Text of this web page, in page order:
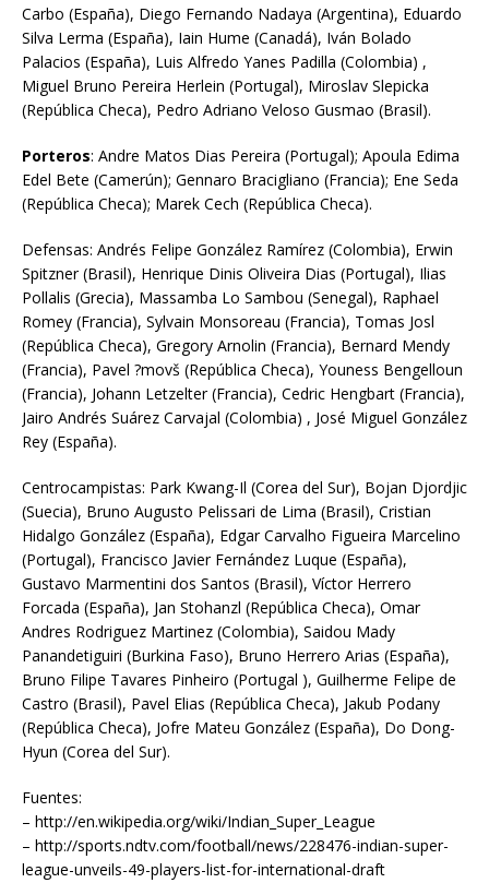
Carbo (España), Diego Fernando Nadaya (Argentina), Eduardo
Silva Lerma (España), Iain Hume (Canadá), Iván Bolado
Palacios (España), Luis Alfredo Yanes Padilla (Colombia) ,
Miguel Bruno Pereira Herlein (Portugal), Miroslav Slepicka
(República Checa), Pedro Adriano Veloso Gusmao (Brasil).
Porteros: Andre Matos Dias Pereira (Portugal); Apoula Edima
Edel Bete (Camerún); Gennaro Bracigliano (Francia); Ene Seda
(República Checa); Marek Cech (República Checa).
Defensas: Andrés Felipe González Ramírez (Colombia), Erwin
Spitzner (Brasil), Henrique Dinis Oliveira Dias (Portugal), Ilias
Pollalis (Grecia), Massamba Lo Sambou (Senegal), Raphael
Romey (Francia), Sylvain Monsoreau (Francia), Tomas Josl
(República Checa), Gregory Arnolin (Francia), Bernard Mendy
(Francia), Pavel ?movš (República Checa), Youness Bengelloun
(Francia), Johann Letzelter (Francia), Cedric Hengbart (Francia),
Jairo Andrés Suárez Carvajal (Colombia) , José Miguel González
Rey (España).
Centrocampistas: Park Kwang-Il (Corea del Sur), Bojan Djordjic
(Suecia), Bruno Augusto Pelissari de Lima (Brasil), Cristian
Hidalgo González (España), Edgar Carvalho Figueira Marcelino
(Portugal), Francisco Javier Fernández Luque (España),
Gustavo Marmentini dos Santos (Brasil), Víctor Herrero
Forcada (España), Jan Stohanzl (República Checa), Omar
Andres Rodriguez Martinez (Colombia), Saidou Mady
Panandetiguiri (Burkina Faso), Bruno Herrero Arias (España),
Bruno Filipe Tavares Pinheiro (Portugal ), Guilherme Felipe de
Castro (Brasil), Pavel Elias (República Checa), Jakub Podany
(República Checa), Jofre Mateu González (España), Do Dong-
Hyun (Corea del Sur).
Fuentes:
– http://en.wikipedia.org/wiki/Indian_Super_League
– http://sports.ndtv.com/football/news/228476-indian-super-
league-unveils-49-players-list-for-international-draft